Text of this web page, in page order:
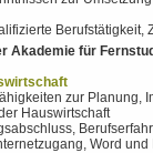
Berufstätigkeit,
Akademie für
zur Planung,
Hauswirtschaft
Word und